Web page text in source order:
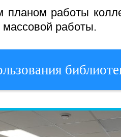
планом работы
работы.